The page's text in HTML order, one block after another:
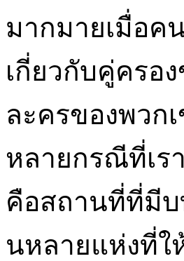
มากมายเมื่อค
เกี่ยวกับคู่ครอ
ละครของพวก
หลายกรณีที่เร
คือสถานที่ที่มีบ
นหลายแห่งที่